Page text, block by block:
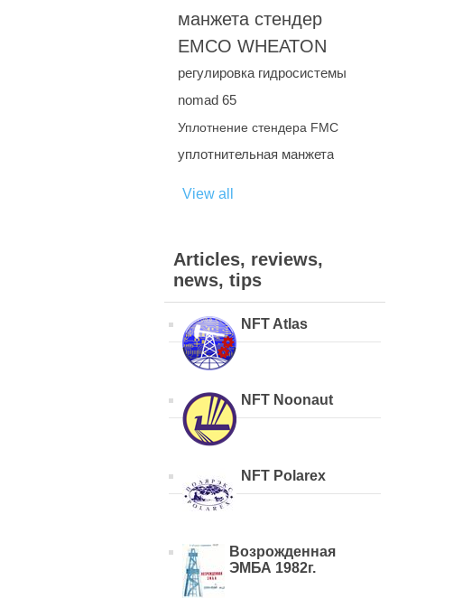
манжета стендер
EMCO WHEATON
регулировка гидросистемы
nomad 65
Уплотнение стендера FMC
уплотнительная манжета
View all
Articles, reviews,
news, tips
NFT Atlas
NFT Noonaut
NFT Polarex
Возрожденная
ЭМБА 1982г.